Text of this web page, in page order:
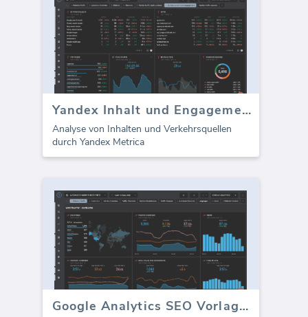
Yandex Inhalt und Engagement
Analyse von Inhalten und Verkehrsquellen
durch Yandex Metrica
Google Analytics SEO Vorlage - Verkehr